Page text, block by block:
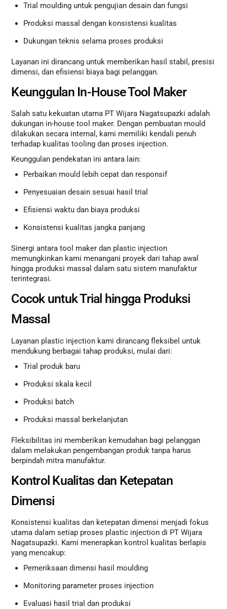
Trial moulding untuk pengujian desain dan fungsi
Produksi massal dengan konsistensi kualitas
Dukungan teknis selama proses produksi
Layanan ini dirancang untuk memberikan hasil stabil, presisi
dimensi, dan efisiensi biaya bagi pelanggan.
Keunggulan In-House Tool Maker
Salah satu kekuatan utama PT Wijara Nagatsupazki adalah
dukungan in-house tool maker. Dengan pembuatan mould
dilakukan secara internal, kami memiliki kendali penuh
terhadap kualitas tooling dan proses injection.
Keunggulan pendekatan ini antara lain:
Perbaikan mould lebih cepat dan responsif
Penyesuaian desain sesuai hasil trial
Efisiensi waktu dan biaya produksi
Konsistensi kualitas jangka panjang
Sinergi antara tool maker dan plastic injection
memungkinkan kami menangani proyek dari tahap awal
hingga produksi massal dalam satu sistem manufaktur
terintegrasi.
Cocok untuk Trial hingga Produksi
Massal
Layanan plastic injection kami dirancang fleksibel untuk
mendukung berbagai tahap produksi, mulai dari:
Trial produk baru
Produksi skala kecil
Produksi batch
Produksi massal berkelanjutan
Fleksibilitas ini memberikan kemudahan bagi pelanggan
dalam melakukan pengembangan produk tanpa harus
berpindah mitra manufaktur.
Kontrol Kualitas dan Ketepatan
Dimensi
Konsistensi kualitas dan ketepatan dimensi menjadi fokus
utama dalam setiap proses plastic injection di PT Wijara
Nagatsupazki. Kami menerapkan kontrol kualitas berlapis
yang mencakup:
Pemeriksaan dimensi hasil moulding
Monitoring parameter proses injection
Evaluasi hasil trial dan produksi